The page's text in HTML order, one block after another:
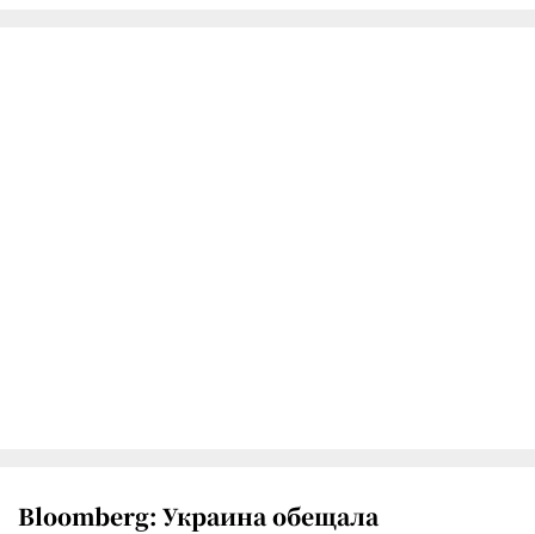
Bloomberg: Украина обещала